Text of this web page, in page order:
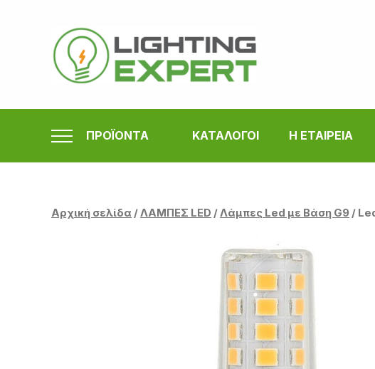
περιεχόμενο
ΠΡΟΪΟΝΤΑ ΚΑΤΑΛΟΓΟΙ Η ΕΤΑΙΡΕΙΑ
Αρχική σελίδα /ΛΑΜΠΕΣ LED /Λάμπες Led με Βάση G9 /